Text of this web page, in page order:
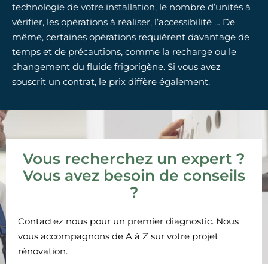
technologie de votre installation, le nombre d’unités à
vérifier, les opérations à réaliser, l’accessibilité … De
même, certaines opérations requièrent davantage de
temps et de précautions, comme la recharge ou le
changement du fluide frigorigène. Si vous avez
souscrit un contrat, le prix diffère également.
Vous recherchez un expert ?
Vous avez besoin de conseils
?
Contactez nous pour un premier diagnostic. Nous
vous accompagnons de A à Z sur votre projet
rénovation.